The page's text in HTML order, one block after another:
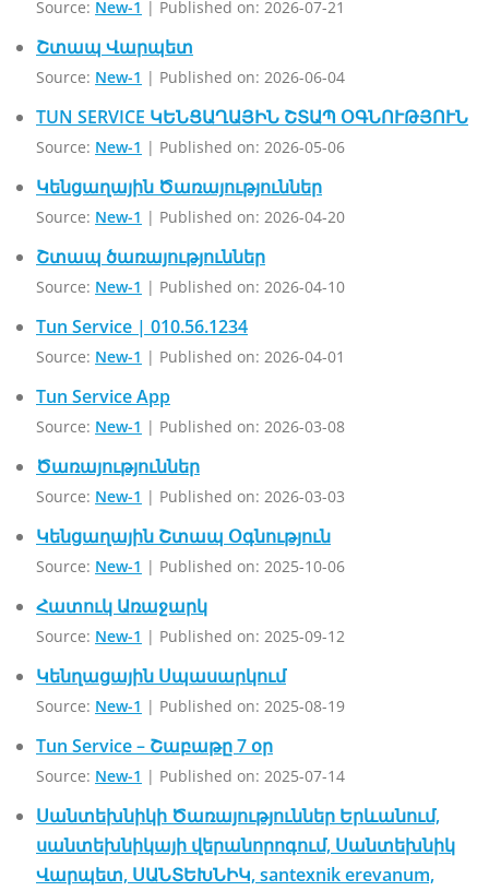
Source: New-1 Published on: 2026-07-21
Շտապ Վարպետ
Source: New-1 Published on: 2026-06-04
TUN SERVICE ԿԵՆՑԱՂԱՅԻՆ ՇՏԱՊ ՕԳՆՈՒԹՅՈՒՆ
Source: New-1 Published on: 2026-05-06
Կենցաղային Ծառայություններ
Source: New-1 Published on: 2026-04-20
Շտապ ծառայություններ
Source: New-1 Published on: 2026-04-10
Tun Service | 010.56.1234
Source: New-1 Published on: 2026-04-01
Tun Service App
Source: New-1 Published on: 2026-03-08
Ծառայություններ
Source: New-1 Published on: 2026-03-03
Կենցաղային Շտապ Օգնություն
Source: New-1 Published on: 2025-10-06
Հատուկ Առաջարկ
Source: New-1 Published on: 2025-09-12
Կենղացային Սպասարկում
Source: New-1 Published on: 2025-08-19
Tun Service – Շաբաթը 7 օր
Source: New-1 Published on: 2025-07-14
Սանտեխնիկի Ծառայություններ Երևանում,
սանտեխնիկայի վերանորոգում, Սանտեխնիկ
Վարպետ, ՍԱՆՏԵԽՆԻԿ, santexnik erevanum,